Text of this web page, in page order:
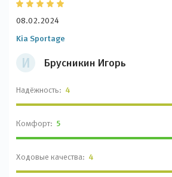
И Брусникин Игорь
Kia Sportage
08.02.2024
Надёжность: 4
Комфорт: 5
Ходовые качества: 4